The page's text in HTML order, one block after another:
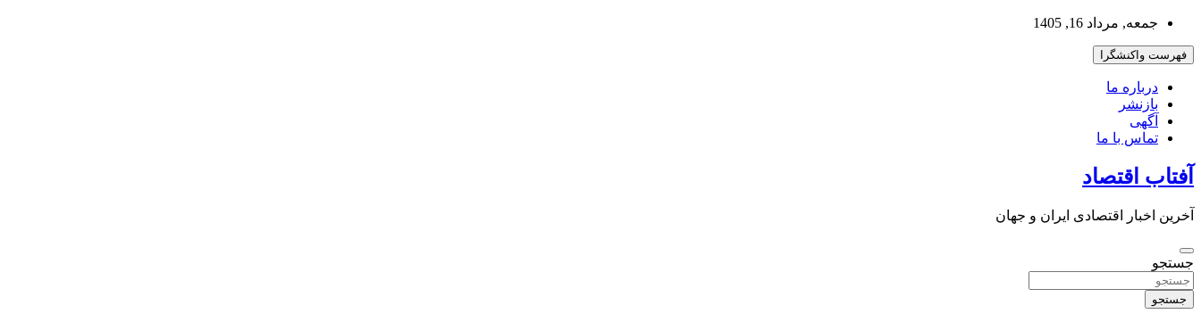
بروید
جمعه, مرداد 16, 1405
فهرست واکنشگرا
درباره ما
بازنشر
آگهی
تماس با ما
آفتاب اقتصاد
آخرین اخبار اقتصادی ایران و جهان
جستجو
جستجو